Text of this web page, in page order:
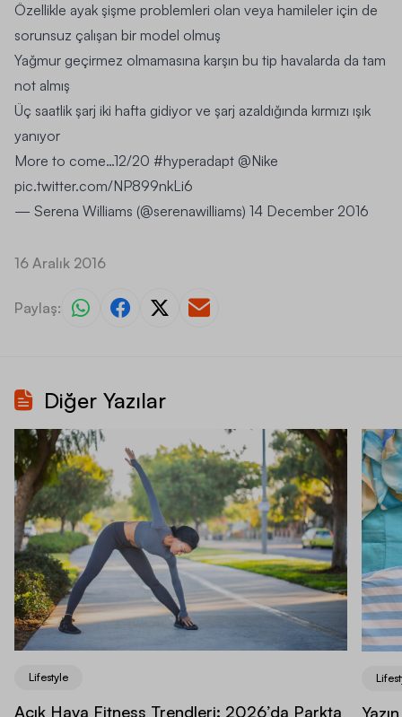
Özellikle ayak şişme problemleri olan veya hamileler için de
sorunsuz çalışan bir model olmuş
Yağmur geçirmez olmamasına karşın bu tip havalarda da tam
not almış
Üç saatlik şarj iki hafta gidiyor ve şarj azaldığında kırmızı ışık
yanıyor
More to come…12/20 #hyperadapt @Nike
pic.twitter.com/NP899nkLi6
— Serena Williams (@serenawilliams) 14 December 2016
16 Aralık 2016
Paylaş:
Diğer Yazılar
Lifestyle
Açık Hava Fitness Trendleri: 2026’da Parkta